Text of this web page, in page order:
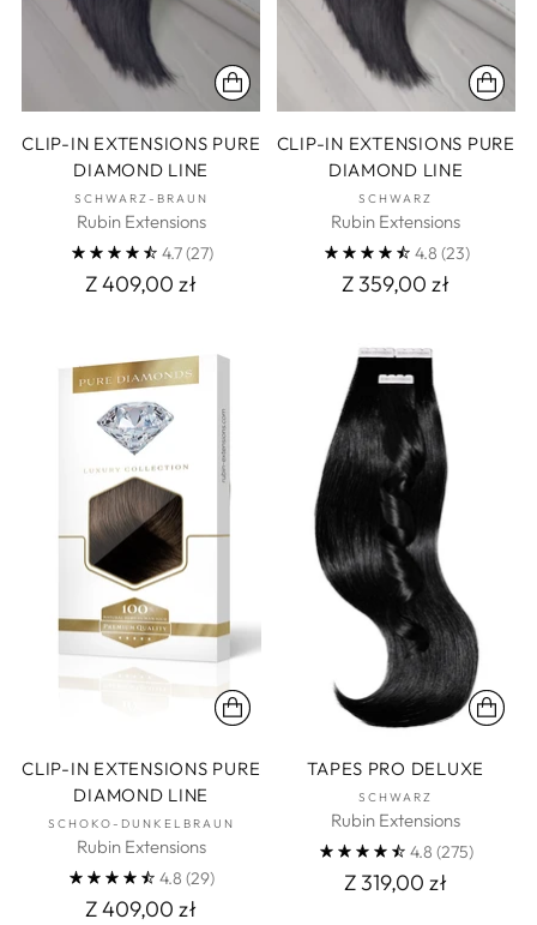
CLIP-IN EXTENSIONS PURE
DIAMOND LINE
SCHWARZ-BRAUN
Rubin Extensions
4.7(27)
Z 409,00 zł
CLIP-IN EXTENSIONS PURE
DIAMOND LINE
SCHWARZ
Rubin Extensions
4.8 (23)
Z 359,00 zł
CLIP-IN EXTENSIONS PURE
DIAMOND LINE
SCHOKO-DUNKELBRAUN
Rubin Extensions
4.8 (29)
Z 409,00 zł
TAPES PRO DELUXE
SCHWARZ
Rubin Extensions
4.8 (275)
Z 319,00 zł